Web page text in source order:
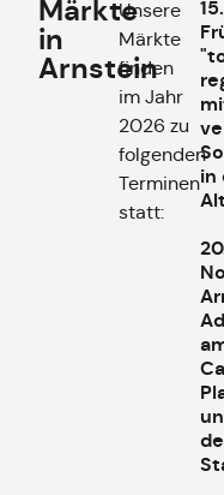
Märkte
in
Arnstein
Unsere
Märkte
finden
im Jahr
2026 zu
folgenden
Terminen
statt:
in